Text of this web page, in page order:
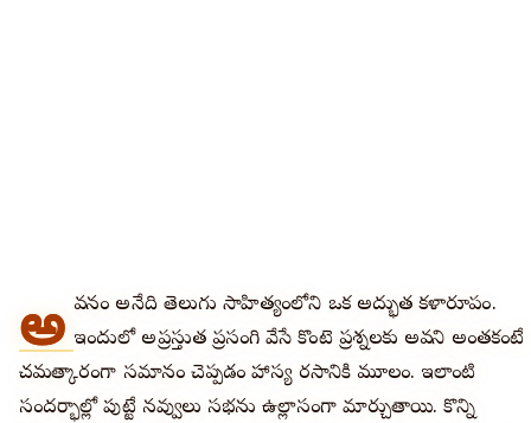
అ వధానం అనేది తెలుగు సాహిత్యంలోని ఒక అద్భుత కళారూపం.
ఇందులో అప్రస్తుత ప్రసంగి వేసే కొంటె ప్రశ్నలకు అవధాని అంతకంటే
చమత్కారంగా సమాధానం చెప్పడం హాస్య రసానికి మూలం. ఇలాంటి
సందర్భాల్లో పుట్టే నవ్వులు సభను ఉల్లాసంగా మార్చుతాయి. కొన్ని